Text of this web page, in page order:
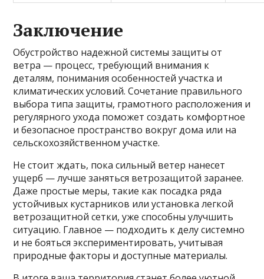
Заключение
Обустройство надежной системы защиты от
ветра — процесс, требующий внимания к
деталям, понимания особенностей участка и
климатических условий. Сочетание правильного
выбора типа защиты, грамотного расположения и
регулярного ухода поможет создать комфортное
и безопасное пространство вокруг дома или на
сельскохозяйственном участке.
Не стоит ждать, пока сильный ветер нанесет
ущерб — лучше заняться ветрозащитой заранее.
Даже простые меры, такие как посадка ряда
устойчивых кустарников или установка легкой
ветрозащитной сетки, уже способны улучшить
ситуацию. Главное — подходить к делу системно
и не бояться экспериментировать, учитывая
природные факторы и доступные материалы.